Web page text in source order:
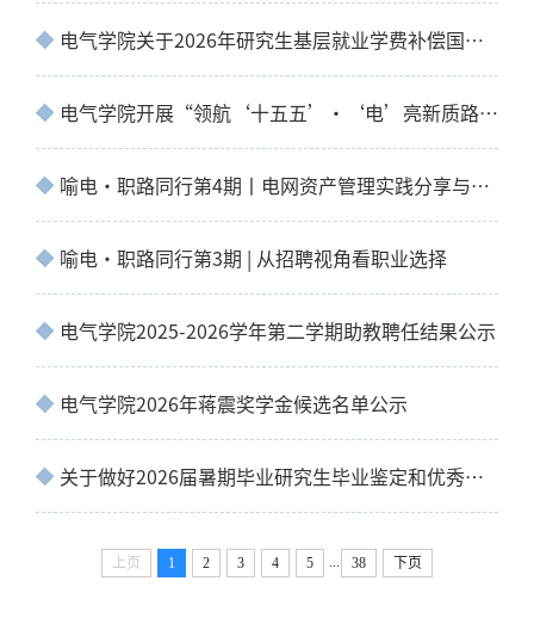
电气学院关于2026年研究生基层就业学费补偿国家助学贷款代偿工作的通知
电气学院开展“领航‘十五五’·‘电’亮新质路” 实践教育
喻电·职路同行第4期丨电网资产管理实践分享与青年职业成长交流
喻电·职路同行第3期 | 从招聘视角看职业选择
电气学院2025-2026学年第二学期助教聘任结果公示
电气学院2026年蒋震奖学金候选名单公示
关于做好2026届暑期毕业研究生毕业鉴定和优秀毕业研究生评选工作的通知
上页 1 2 3 4 5 38 下页